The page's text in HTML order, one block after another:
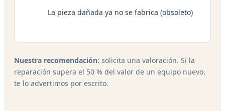
La pieza dañada ya no se fabrica (obsoleto)
Nuestra recomendación: solicita una valoración. Si la
reparación supera el 50 % del valor de un equipo nuevo,
te lo advertimos por escrito.